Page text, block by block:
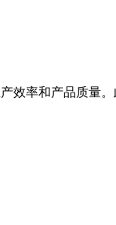
效率和产品质量